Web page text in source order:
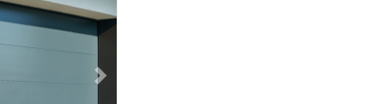
Následující